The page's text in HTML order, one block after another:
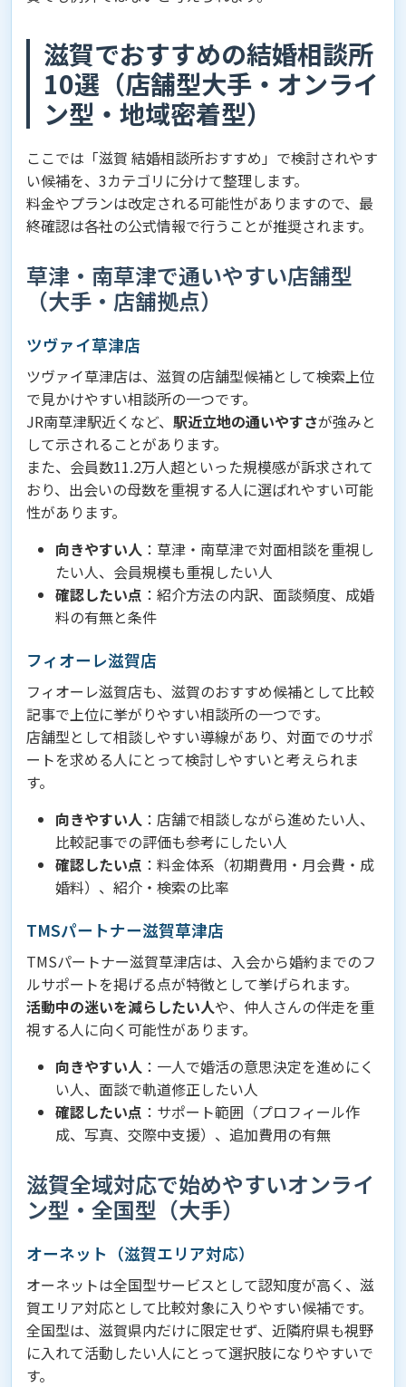
滋賀でおすすめの結婚相談所
10選（店舗型大手・オンライ
ン型・地域密着型）
ここでは「滋賀 結婚相談所おすすめ」で検討されやす
い候補を、3カテゴリに分けて整理します。
料金やプランは改定される可能性がありますので、最
終確認は各社の公式情報で行うことが推奨されます。
草津・南草津で通いやすい店舗型
（大手・店舗拠点）
ツヴァイ草津店
ツヴァイ草津店は、滋賀の店舗型候補として検索上位
で見かけやすい相談所の一つです。
JR南草津駅近くなど、 駅近立地の通いやすさが強みと
して示されることがあります。
また、会員数11.2万人超といった規模感が訴求されて
おり、出会いの母数を重視する人に選ばれやすい可能
性があります。
向きやすい人 ：草津・南草津で対面相談を重視し
たい人、会員規模も重視したい人
確認したい点 ：紹介方法の内訳、面談頻度、成婚
料の有無と条件
フィオーレ滋賀店
フィオーレ滋賀店も、滋賀のおすすめ候補として比較
記事で上位に挙がりやすい相談所の一つです。
店舗型として相談しやすい導線があり、対面でのサポ
ートを求める人にとって検討しやすいと考えられま
す。
向きやすい人 ：店舗で相談しながら進めたい人、
比較記事での評価も参考にしたい人
確認したい点 ：料金体系（初期費用・月会費・成
婚料）、紹介・検索の比率
TMSパートナー滋賀草津店
TMSパートナー滋賀草津店は、入会から婚約までのフ
ルサポートを掲げる点が特徴として挙げられます。
活動中の迷いを減らしたい人や、仲人さんの伴走を重
視する人に向く可能性があります。
向きやすい人 ：一人で婚活の意思決定を進めにく
い人、面談で軌道修正したい人
確認したい点 ：サポート範囲（プロフィール作
成、写真、交際中支援）、追加費用の有無
滋賀全域対応で始めやすいオンライ
ン型・全国型（大手）
オーネット（滋賀エリア対応）
オーネットは全国型サービスとして認知度が高く、滋
賀エリア対応として比較対象に入りやすい候補です。
全国型は、滋賀県内だけに限定せず、近隣府県も視野
に入れて活動したい人にとって選択肢になりやすいで
す。